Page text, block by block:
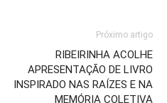
Próximo artigo
RIBEIRINHA ACOLHE
APRESENTAÇÃO DE LIVRO
INSPIRADO NAS RAÍZES E NA
MEMÓRIA COLETIVA